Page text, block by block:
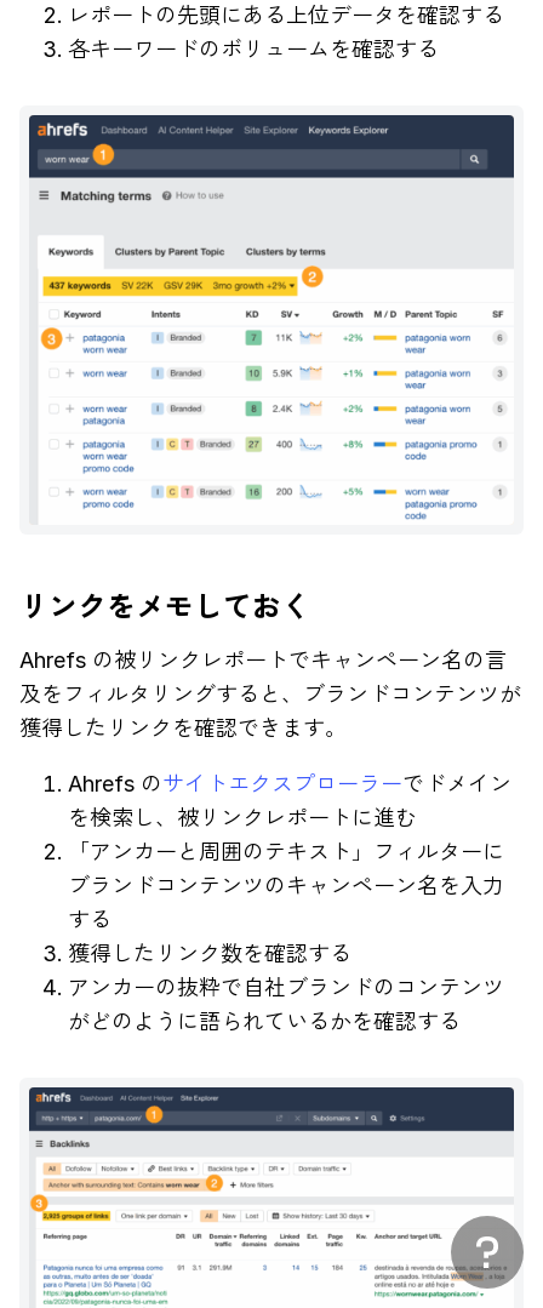
レポートの先頭にある上位データを確認する
各キーワードのボリュームを確認する
リンクをメモしておく
Ahrefs の被リンクレポートでキャンペーン名の言
及をフィルタリングすると、ブランドコンテンツが
獲得したリンクを確認できます。
Ahrefs のサイトエクスプローラーでドメイン
を検索し、被リンクレポートに進む
「アンカーと周囲のテキスト」フィルターに
ブランドコンテンツのキャンペーン名を入力
する
獲得したリンク数を確認する
アンカーの抜粋で自社ブランドのコンテンツ
がどのように語られているかを確認する